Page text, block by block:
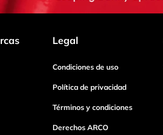
Legal
Condiciones de uso
Política de privacidad
Términos y condiciones
Derechos ARCO